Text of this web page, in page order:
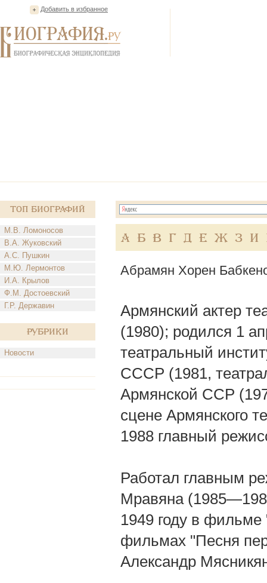
Добавить в избранное
Топ Биографий
М.В. Ломоносов
В.А. Жуковский
А.С. Пушкин
М.Ю. Лермонтов
И.А. Крылов
Ф.М. Достоевский
Г.Р. Державин
Рубрики
Новости
А Б В Г Д Е Ж З И
Абрамян Хорен
Армянский актер
(1980); родился 1
театральный
СССР (1981,
Армянской ССР
сцене Армянского
1988 главный
Работал главным
Мравяна
1949 году в
фильмах "Песня
Александр